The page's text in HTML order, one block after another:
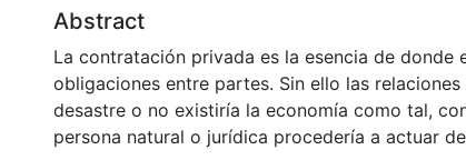
Abstract
La contratación privada es la esencia de donde
obligaciones entre partes. Sin ello las
desastre o no existiría la economía como tal,
persona natural o jurídica procedería a actuar